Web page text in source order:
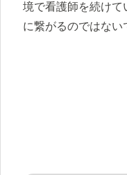
境で看護師を続けて
に繋がるのではない